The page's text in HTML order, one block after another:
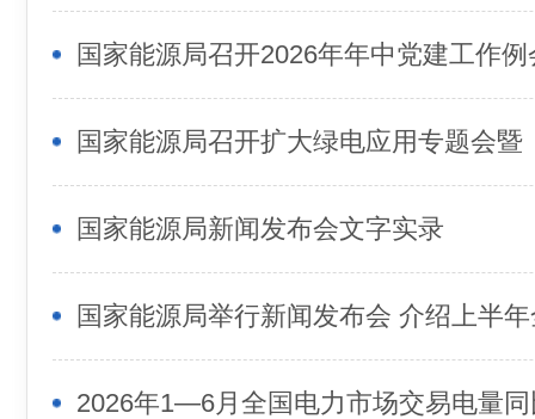
国家能源局召开2026年年中党建工作例
国家能源局新闻发布会文字实录
2026年1—6月全国电力市场交易电量